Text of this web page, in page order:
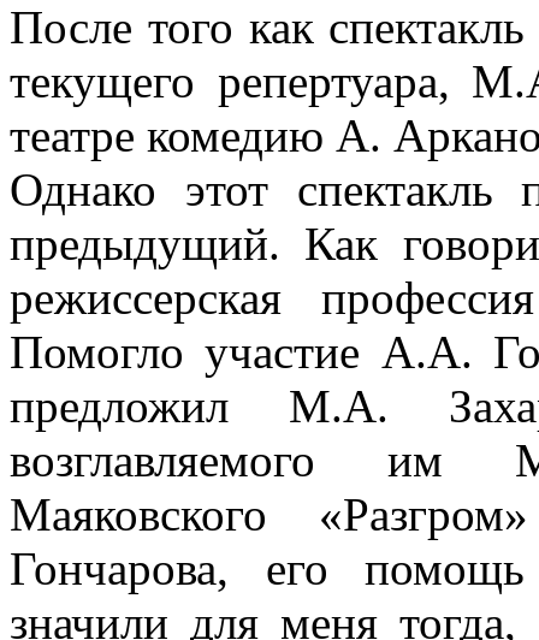
После того как
текущего репертуара,
театре комедию А.
Однако этот
предыдущий. Как
режиссерская
Помогло участие А.А.
предложил М.А.
возглавляемого им
Маяковского
Гончарова, его
значили для меня